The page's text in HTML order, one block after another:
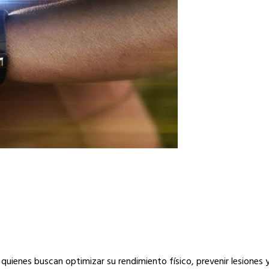
buscan optimizar su rendimiento físico, prevenir lesiones